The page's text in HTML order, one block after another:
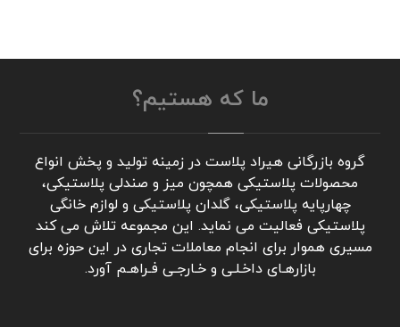
ما که هستیم؟
گروه بازرگانی هیراد پلاست در زمینه تولید و پخش انواع
محصولات پلاستیکی همچون میز و صندلی پلاستیکی،
چهارپایه پلاستیکی، گلدان پلاستیکی و لوازم خانگی
پلاستیکی فعالیت می نماید. این مجموعه تلاش می کند
مسیری هموار برای انجام معاملات تجاری در این حوزه برای
بازارهـای داخـلـی و خـارجـی فـراهـم آورد.